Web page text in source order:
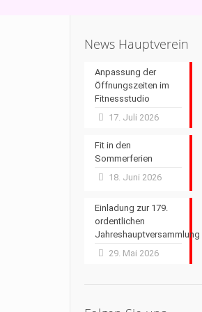
News Hauptverein
Anpassung der
Öffnungszeiten im
Fitnessstudio
17. Juli 2026
Fit in den
Sommerferien
18. Juni 2026
Einladung zur 179.
ordentlichen
Jahreshauptversammlung
29. Mai 2026